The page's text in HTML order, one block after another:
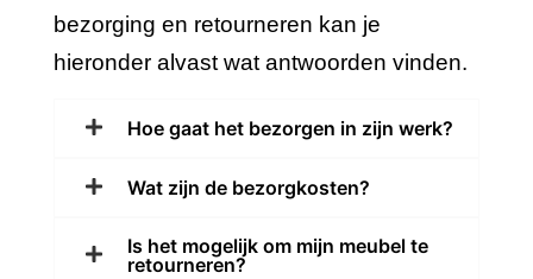
bezorging en retourneren kan je
hieronder alvast wat antwoorden vinden.
Hoe gaat het bezorgen in zijn werk?
Wat zijn de bezorgkosten?
Is het mogelijk om mijn meubel te
retourneren?